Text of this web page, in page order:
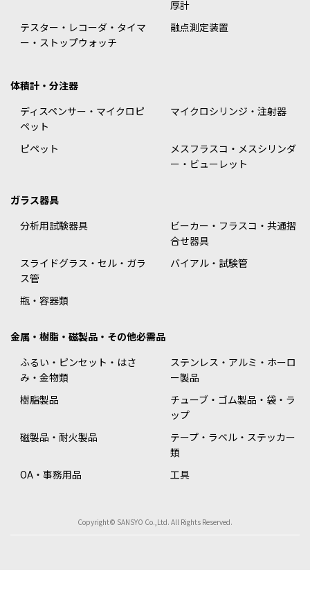
厚計
テスター・レコーダ・タイマ
ー・ストップウォッチ
融点測定装置
体積計・分注器
ディスペンサー・マイクロピ
ペット
マイクロシリンジ・注射器
ピペット
メスフラスコ・メスシリンダ
ー・ビューレット
ガラス器具
分析用試験器具
ビーカー・フラスコ・共通摺
合せ器具
スライドグラス・セル・ガラ
ス管
バイアル・試験管
瓶・容器類
金属・樹脂・磁製品・その他必需品
ふるい・ピンセット・はさ
み・金物類
ステンレス・アルミ・ホーロ
ー製品
樹脂製品
チューブ・ゴム製品・袋・ラ
ップ
磁製品・耐火製品
テープ・ラベル・ステッカー
類
OA・事務用品
工具
Copyright© SANSYO Co.,Ltd. All Rights Reserved.